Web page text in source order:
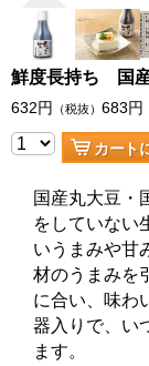
鮮度長持ち 国
632円 （税抜） 683円
カート
国産丸大豆・
をしていない
いうまみや甘
材のうまみを
に合い、味わ
器入りで、い
ます。